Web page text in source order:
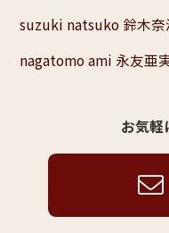
suzuki natsuko 鈴木奈
nagatomo ami 永友亜
お気軽